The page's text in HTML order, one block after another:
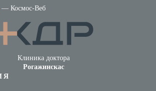
Клиника доктора
Рогажинскас
— Космос-Веб